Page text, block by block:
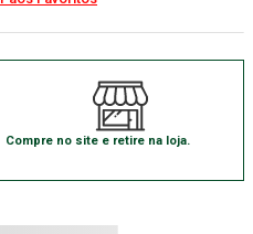
Compre no site e retire na loja.